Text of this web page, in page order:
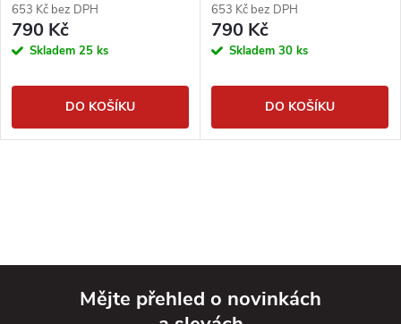
653 Kč bez DPH
790 Kč
Skladem 25 ks
DO KOŠÍKU
653 Kč bez DPH
790 Kč
Skladem 30 ks
DO KOŠÍKU
Mějte přehled o novinkách